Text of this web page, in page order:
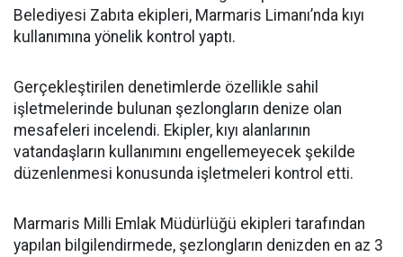
Belediyesi Zabıta ekipleri, Marmaris Limanı’nda kıyı
kullanımına yönelik kontrol yaptı.
Gerçekleştirilen denetimlerde özellikle sahil
işletmelerinde bulunan şezlongların denize olan
mesafeleri incelendi. Ekipler, kıyı alanlarının
vatandaşların kullanımını engellemeyecek şekilde
düzenlenmesi konusunda işletmeleri kontrol etti.
Marmaris Milli Emlak Müdürlüğü ekipleri tarafından
yapılan bilgilendirmede, şezlongların denizden en az 3